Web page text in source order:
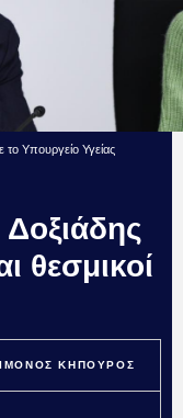
Υπουργείο Υγείας
θεσμικοί
ΚΗΠΟΥΡΟΣ